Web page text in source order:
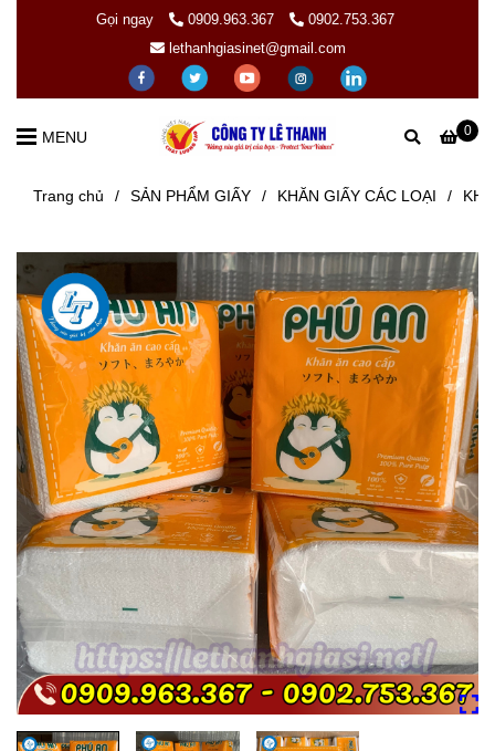
Gọi ngay 0909.963.367
0902.753.367
lethanhgiasinet@gmail.com
0
MENU
Trang chủ / SẢN PHẨM GIẤY / KHĂN GIẤY CÁC LOẠI /